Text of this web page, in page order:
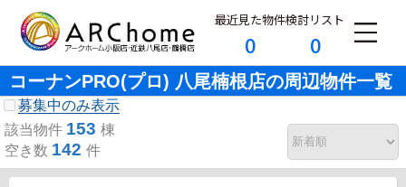
最近見た物件
0
検討リスト
0
コーナンPRO(プロ) 八尾楠根店の周辺物件一覧
募集中のみ表示
該当物件 153 棟
空き数 142 件